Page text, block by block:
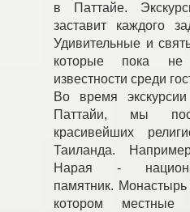
в Паттайе.
заставит каждого
Удивительные и
которые пока
известности среди
Во время
Паттайи, мы
красивейших
Таиланда.
Нарая -
памятник.
котором местные